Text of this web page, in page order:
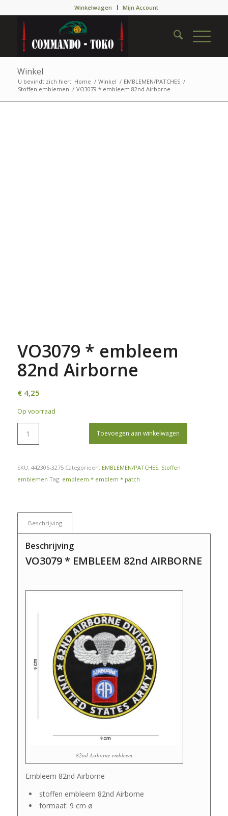
Winkelwagen Mijn Account
Winkel
U bevindt zich hier: Home / Winkel / EMBLEMEN/PATCHES /
Stoffen emblemen / VO3079 * embleem 82nd Airborne
VO3079 * embleem
82nd Airborne
€4,25
Op voorraad
Toevoegen aan winkelwagen
SKU: 442306-3275 Categorieën: EMBLEMEN/PATCHES, Stoffen
emblemen Tag: embleem * emblem * patch
Beschrijving
Beschrijving
VO3079 * EMBLEEM 82nd AIRBORNE
82nd Airborne embleem
Embleem 82nd Airborne
stoffen embleem 82nd Airborne
formaat: 9 cm ø